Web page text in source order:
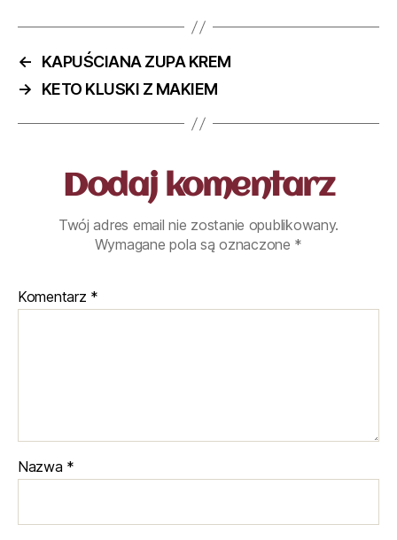
←
KAPUŚCIANA ZUPA KREM
→
KETO KLUSKI Z MAKIEM
Dodaj komentarz
Twój adres email nie zostanie opublikowany.
Wymagane pola są oznaczone *
Komentarz *
Nazwa *